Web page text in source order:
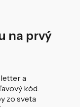
na prvý
a
kód.
zo sveta